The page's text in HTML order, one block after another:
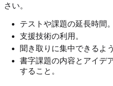
さい。
テストや課題の延長時間。
支援技術の利用。
聞き取りに集中できるよ
書字課題の内容とアイデ
すること。